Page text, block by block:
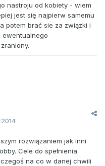
nastroju od kobiety - wiem
jest się najpierw samemu
potem brać sie za związki i
ewentualnego
rozwiązaniem jak inni
Cele do spełnienia.
na co w danej chwili